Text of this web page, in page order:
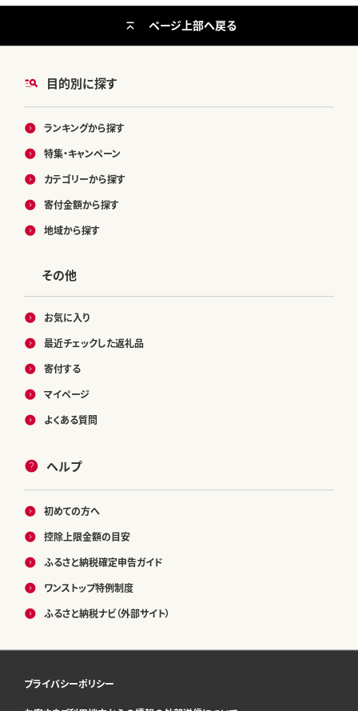
目的別に探す
ランキングから探す
特集・キャンペーン
カテゴリーから探す
寄付金額から探す
地域から探す
その他
お気に入り
最近チェックした返礼品
寄付する
マイページ
よくある質問
ヘルプ
初めての方へ
控除上限金額の目安
ふるさと納税確定申告ガイド
ワンストップ特例制度
ふるさと納税ナビ（外部サイト）
ページ上部へ戻る
プライバシーポリシー